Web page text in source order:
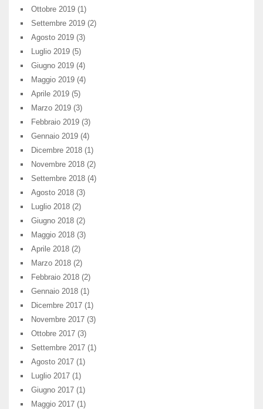
Ottobre 2019 (1)
Settembre 2019 (2)
Agosto 2019 (3)
Luglio 2019 (5)
Giugno 2019 (4)
Maggio 2019 (4)
Aprile 2019 (5)
Marzo 2019 (3)
Febbraio 2019 (3)
Gennaio 2019 (4)
Dicembre 2018 (1)
Novembre 2018 (2)
Settembre 2018 (4)
Agosto 2018 (3)
Luglio 2018 (2)
Giugno 2018 (2)
Maggio 2018 (3)
Aprile 2018 (2)
Marzo 2018 (2)
Febbraio 2018 (2)
Gennaio 2018 (1)
Dicembre 2017 (1)
Novembre 2017 (3)
Ottobre 2017 (3)
Settembre 2017 (1)
Agosto 2017 (1)
Luglio 2017 (1)
Giugno 2017 (1)
Maggio 2017 (1)